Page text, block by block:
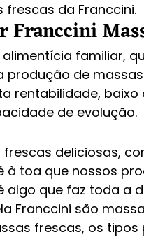
da Franccini.
Franccini
familiar,
produção de
rentabilidade,
de evolução.
deliciosas,
à toa que nossos
algo que faz toda a
Franccini são
frescas, os tipos